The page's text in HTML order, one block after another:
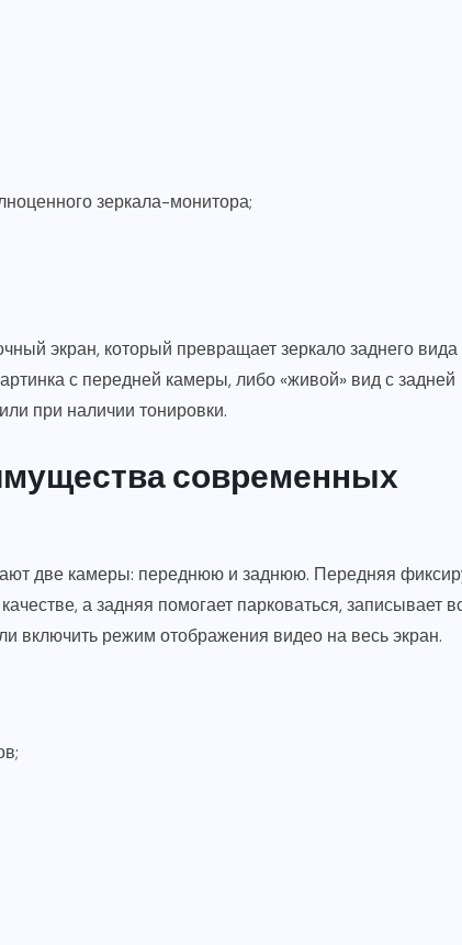
зеркала-монитора;
экран, который превращает зеркало заднего вида
с передней камеры, либо «живой» вид с задней
при наличии тонировки.
современных
две камеры: переднюю и заднюю. Передняя
а задняя помогает парковаться, записывает
включить режим отображения видео на весь экран.